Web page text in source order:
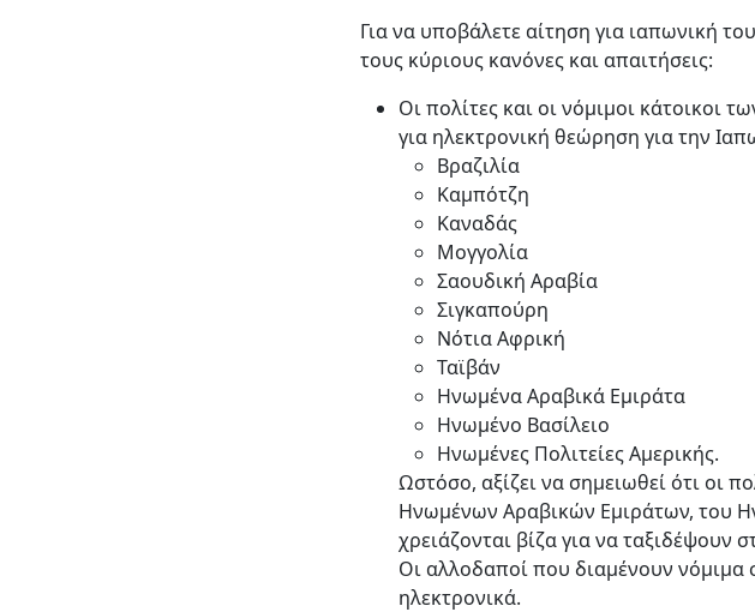
Για να υποβάλετε αίτηση για ιαπωνική
τους κύριους κανόνες και απαιτήσεις:
Οι πολίτες και οι νόμιμοι
για ηλεκτρονική θεώρηση για την
Βραζιλία
Καμπότζη
Καναδάς
Μογγολία
Σαουδική Αραβία
Σιγκαπούρη
Νότια Αφρική
Ταϊβάν
Ηνωμένα Αραβικά Εμιράτα
Ηνωμένο Βασίλειο
Ηνωμένες Πολιτείες Αμερικής.
Ωστόσο, αξίζει να σημειωθεί ότι οι
Ηνωμένων Αραβικών Εμιράτων, του
χρειάζονται βίζα για να ταξιδέψουν
Οι αλλοδαποί που διαμένουν
ηλεκτρονικά.